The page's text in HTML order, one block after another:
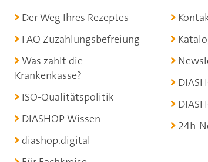
Der Weg Ihres Rezeptes
FAQ Zuzahlungsbefreiung
Was zahlt die
Krankenkasse?
ISO-Qualitätspolitik
DIASHOP Wissen
diashop.digital
24h-